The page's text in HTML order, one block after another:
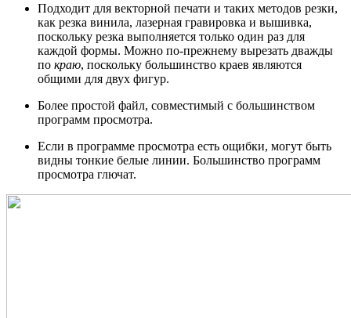
Подходит для векторной печати и таких методов резки,
как резка винила, лазерная гравировка и вышивка,
поскольку резка выполняется только один раз для
каждой формы. Можно по-прежнему вырезать дважды
по краю, поскольку большинство краев являются
общими для двух фигур.
Более простой файл, совместимый с большинством
программ просмотра.
Если в программе просмотра есть ощибки, могут быть
видны тонкие белые линии. Большинство программ
просмотра глючат.